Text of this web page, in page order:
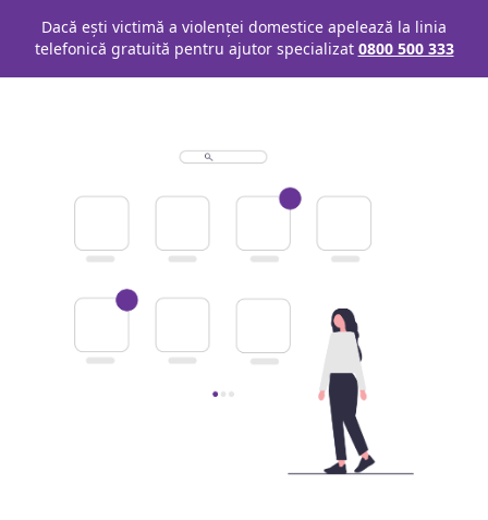
Dacă ești victimă a violenței domestice apelează la linia
telefonică gratuită pentru ajutor specializat 0800 500 333